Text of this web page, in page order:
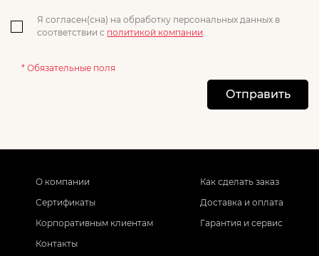
Я согласен(сна) на обработку персональных данных в
соответствии с политикой компании.
* Обязательные поля
Отправить
О компании
Сертификаты
Корпоративным клиентам
Контакты
Как сделать заказ
Доставка и оплата
Гарантия и сервис